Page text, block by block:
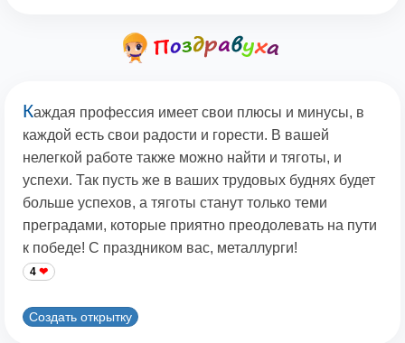
Каждая профессия имеет свои плюсы и минусы, в
каждой есть свои радости и горести. В вашей
нелегкой работе также можно найти и тяготы, и
успехи. Так пусть же в ваших трудовых буднях будет
больше успехов, а тяготы станут только теми
преградами, которые приятно преодолевать на пути
к победе! С праздником вас, металлурги!
4
Создать открытку